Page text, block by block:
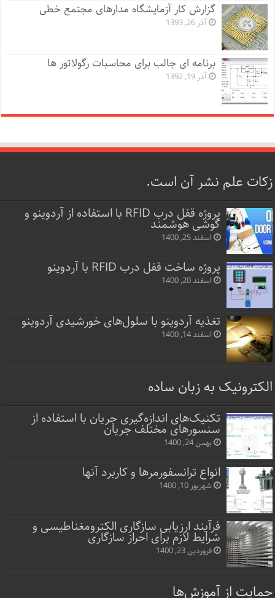
گزارش کار آزمایشگاه مدارهای مجتمع خطی
آذر 26, 1393
برنامه ای جالب برای محاسبات رگولاتور ها
آذر 19, 1392
زکات علم نشر آن است.
پروژه قفل‌ درب RFID با استفاده از آردوینو و
گوشی هوشمند
اسفند 25, 1400
پروژه ساخت قفل‌ درب RFID با آردوینو
اسفند 20, 1400
تغذیه آردوینو با سلول‌های خورشیدی آردوینو
اسفند 14, 1400
الکترونیک به زبان ساده
تکنیک‌های اندازه‌گیری جریان با استفاده از
سنسورهای مختلف جریان
بهمن 24, 1400
انواع ترانسفورمرها و کاربرد آنها
شهریور 10, 1400
فرآیند ارزیابی سازگاری الکترومغناطیسی و
شرایط لازم برای احراز سازگاری
فروردین 23, 1400
حمایت از آموزش‌ها